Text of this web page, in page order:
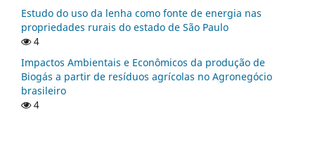
Estudo do uso da lenha como fonte de energia nas
propriedades rurais do estado de São Paulo
4
Impactos Ambientais e Econômicos da produção de
Biogás a partir de resíduos agrícolas no Agronegócio
brasileiro
4